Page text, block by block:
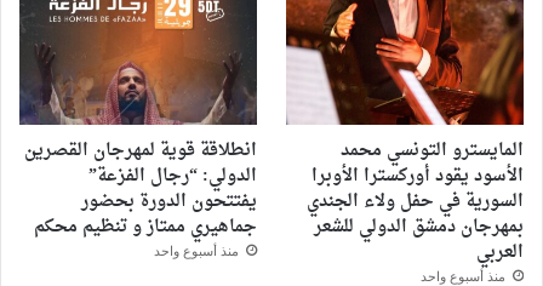
المايسترو التونسي محمد
الأسود يقود أوركسترا الأوبرا
السورية في حفل ولاء الجندي
بمهرجان دمشق الدولي للشعر
العربي
منذ أسبوع واحد
انطلاقة قوية لمهرجان القصرين
الدولي: “رجال الفزعة”
يفتتحون الدورة بحضور
جماهيري ممتاز و تنظيم محكم
منذ أسبوع واحد